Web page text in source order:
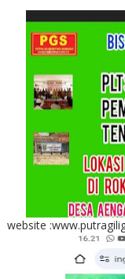
website